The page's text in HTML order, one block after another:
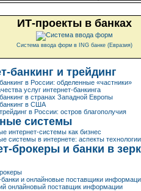
ИТ-проекты в банках
Система ввода форм в ING банке (Евразия)
банкинг и трейдинг
в России: обделенные «частники»
услуг интернет-банкинга
в странах Западной Европы
в США
в России: остров благополучия
системы
интернет-системы как бизнес
системы в интернете: аспекты технологии
брокеры и банки в
банки и онлайновые поставщики
онлайновый поставщик информации